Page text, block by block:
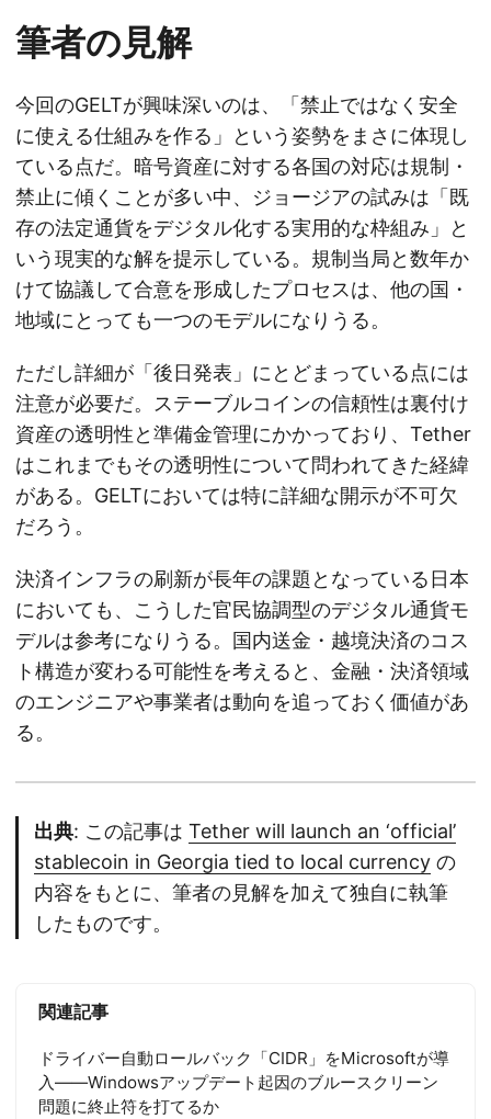
筆者の見解
今回のGELTが興味深いのは、「禁止ではなく安全
に使える仕組みを作る」という姿勢をまさに体現し
ている点だ。暗号資産に対する各国の対応は規制・
禁止に傾くことが多い中、ジョージアの試みは「既
存の法定通貨をデジタル化する実用的な枠組み」と
いう現実的な解を提示している。規制当局と数年か
けて協議して合意を形成したプロセスは、他の国・
地域にとっても一つのモデルになりうる。
ただし詳細が「後日発表」にとどまっている点には
注意が必要だ。ステーブルコインの信頼性は裏付け
資産の透明性と準備金管理にかかっており、Tether
はこれまでもその透明性について問われてきた経緯
がある。GELTにおいては特に詳細な開示が不可欠
だろう。
決済インフラの刷新が長年の課題となっている日本
においても、こうした官民協調型のデジタル通貨モ
デルは参考になりうる。国内送金・越境決済のコス
ト構造が変わる可能性を考えると、金融・決済領域
のエンジニアや事業者は動向を追っておく価値があ
る。
出典: この記事は Tether will launch an ‘official’
stablecoin in Georgia tied to local currency の
内容をもとに、筆者の見解を加えて独自に執筆
したものです。
関連記事
ドライバー自動ロールバック「CIDR」をMicrosoftが導
入——Windowsアップデート起因のブルースクリーン
問題に終止符を打てるか